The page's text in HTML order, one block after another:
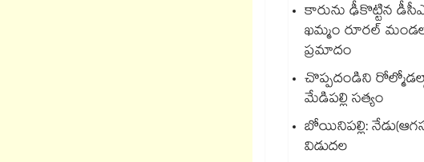
కారును ఢీకొట్టిన
ఖమ్మం రూరల్
ప్రమాదం
చొప్పదండిని
మేడిపల్లి సత్యం
బోయినిపల్లి:
విడుదల